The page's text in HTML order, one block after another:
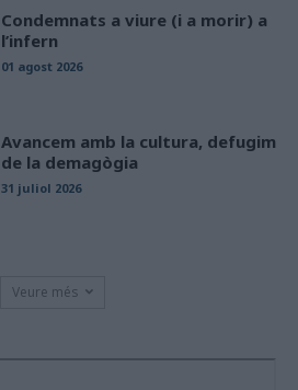
Condemnats a viure (i a morir) a
l’infern
01 agost 2026
Avancem amb la cultura, defugim
de la demagògia
31 juliol 2026
Veure més